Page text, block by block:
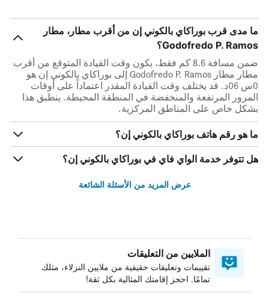
ما مدى قرب بوراكاي بالكوني إن من أقرب مطار، مطار
Godofredo P. Ramos؟
ضمن مسافة 8.6 كم فقط، يكون وقت القيادة المتوقع من أقرب
مطار مطار Godofredo P. Ramos إلى بوراكاي بالكوني إن هو
0س 06د. قد يختلف وقت القيادة المقدر اعتماداً على أوقات
المرور المرتفعة والمنخفضة في المنطقة المحيطة. ينطبق هذا
بشكل خاص على المناطق المركزية.
ما هو رقم هاتف بوراكاي بالكوني إن؟
هل تتوفر خدمة الواي فاي في بوراكاي بالكوني إن؟
عرض المزيد من الأسئلة الشائعة
الملايين من التعليقات
تقييمات وتعليقات حقيقية من ملايين النزلاء، مثلك
تمامًا. احجز إقامتك المثالية بكل ثقة!